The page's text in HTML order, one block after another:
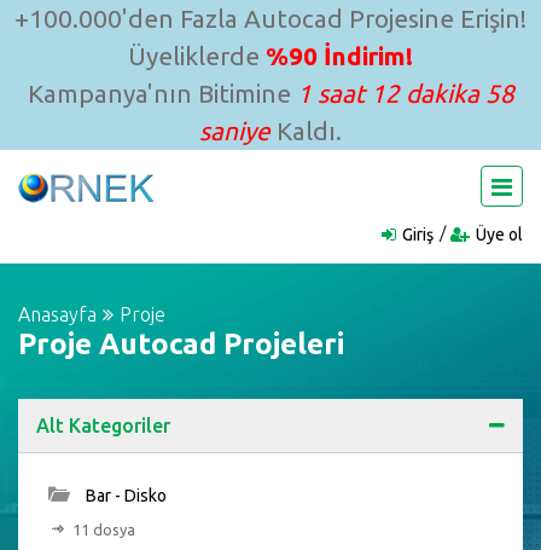
+100.000'den Fazla Autocad Projesine Erişin!
Üyeliklerde %90 İndirim!
Kampanya'nın Bitimine 1 saat 12 dakika 57
saniyeKaldı.
Giriş Üye ol
Anasayfa Proje
Proje Autocad Projeleri
Alt Kategoriler
Bar - Disko
11 dosya